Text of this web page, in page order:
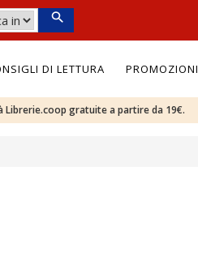
DI LETTURA PROMOZIONI
Librerie.coop gratuite a partire da 19€.